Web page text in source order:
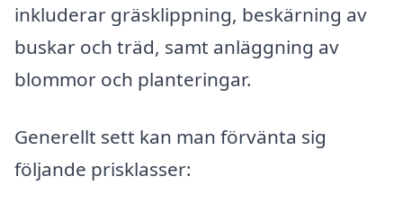
inkluderar gräsklippning, beskärning av
buskar och träd, samt anläggning av
blommor och planteringar.
Generellt sett kan man förvänta sig
följande prisklasser: